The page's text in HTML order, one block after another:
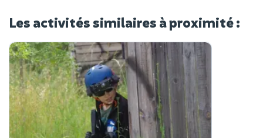
Les activités similaires à proximité :